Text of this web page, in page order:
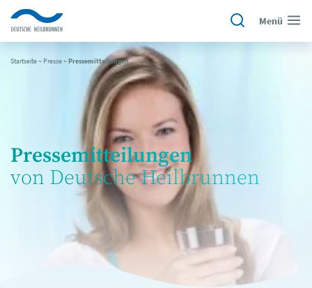
Menü
Startseite~ Presse~Pressemitteilungen
Pressemitteilungen
von Deutsche Heilbrunnen